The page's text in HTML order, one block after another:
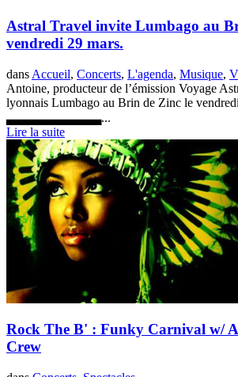
Astral Travel invite Lumbago au
vendredi 29 mars.
dans Accueil, Concerts, L'agenda, Musique,
Antoine, producteur de l’émission Voyage
lyonnais Lumbago au Brin de Zinc le
▃▃▃▃▃▃▃▃▃▃...
Lire la suite
Rock The B' : Funky Carnival w/
Crew